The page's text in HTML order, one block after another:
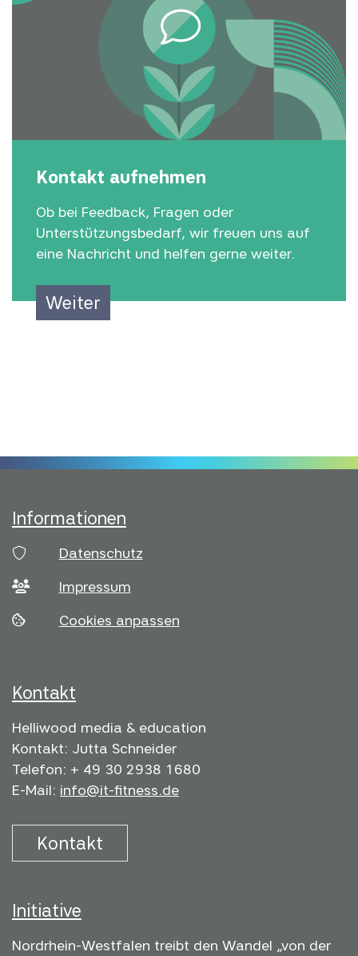
Kontakt aufnehmen
Ob bei Feedback, Fragen oder
Unterstützungsbedarf, wir freuen uns auf
eine Nachricht und helfen gerne weiter.
Weiter
Informationen
Datenschutz
Impressum
Cookies anpassen
Kontakt
Helliwood media & education
Kontakt: Jutta Schneider
Telefon: + 49 30 2938 1680
E-Mail: info@it-fitness.de
Kontakt
Initiative
Nordrhein-Westfalen treibt den Wandel „von der